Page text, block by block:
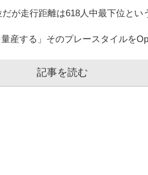
が走行距離は618人中最下位とい
量産する」そのプレースタイルを
記事を読む